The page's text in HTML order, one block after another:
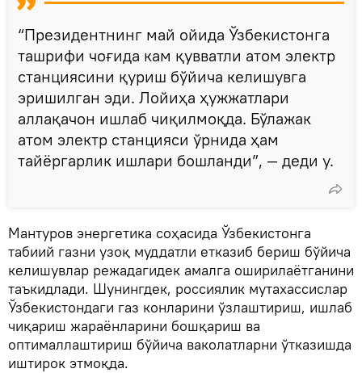
“Президентнинг май ойида Ўзбекистонга
ташрифи чоғида кам қувватли атом электр
станциясини қуриш бўйича келишувга
эришилган эди. Лойиҳа ҳужжатлари
аллақачон ишлаб чиқилмоқда. Бўлажак
атом электр станцияси ўрнида ҳам
тайёргарлик ишлари бошланди”, — деди у.
Мантуров энергетика соҳасида Ўзбекистонга
табиий газни узоқ муддатли етказиб бериш бўйича
келишувлар режадагидек амалга оширилаётганини
таъкидлади. Шунингдек, россиялик мутахассислар
Ўзбекистондаги газ конларини ўзлаштириш, ишлаб
чиқариш жараёнларини бошқариш ва
оптималлаштириш бўйича ваколатларни ўтказишда
иштирок этмоқда.